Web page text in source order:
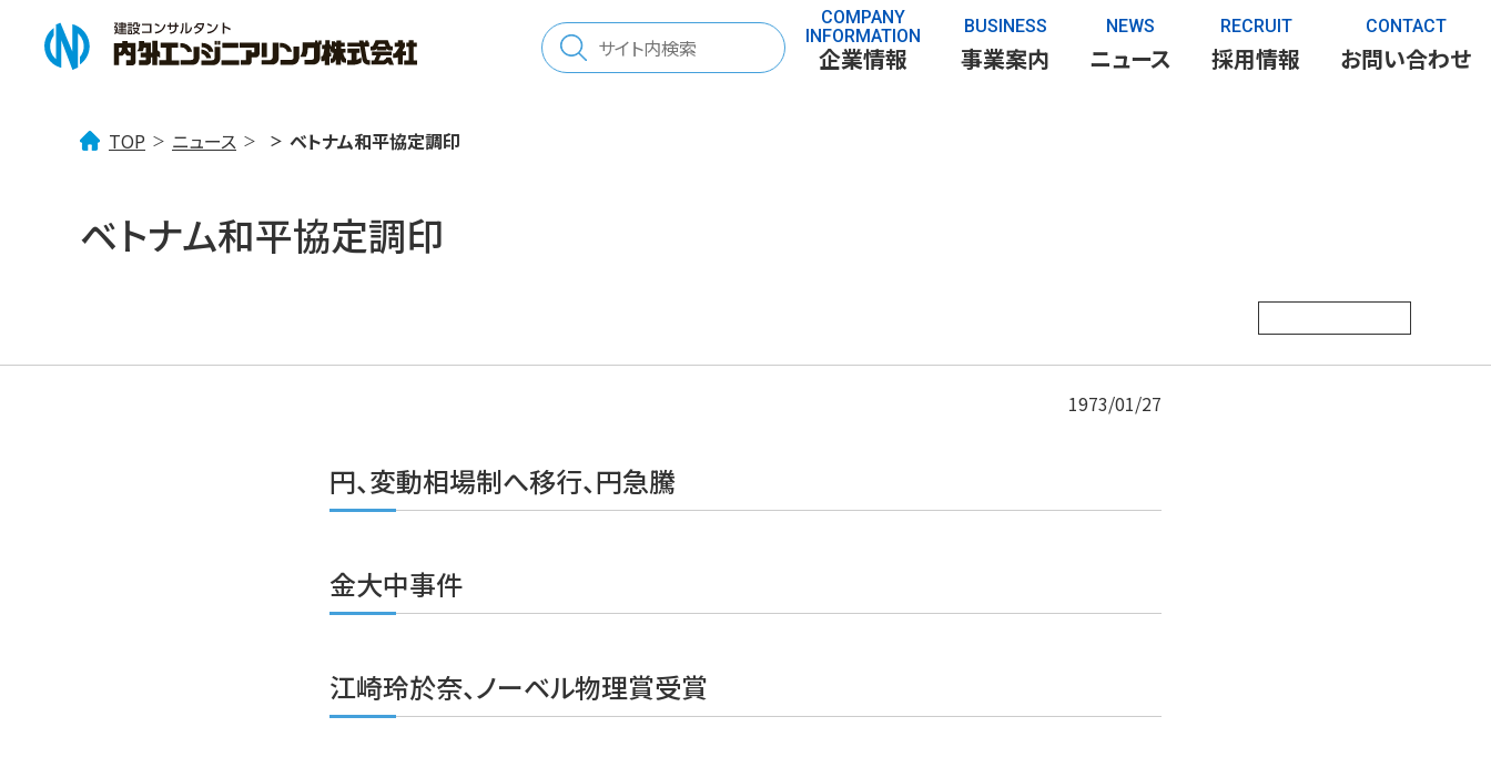
検
索:
COMPANY
INFORMATION
企業情報
BUSINESS
事業案内
NEWS
ニュース
RECRUIT
採用情報
CONTACT
お問い合わせ
TOP ニュース ベトナム和平協定調印
ベトナム和平協定調印
1973/01/27
円、変動相場制へ移行、円急騰
金大中事件
江崎玲於奈、ノーベル物理賞受賞